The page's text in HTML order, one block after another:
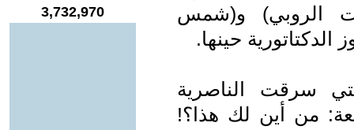
الروبي) و(شمس
حينها.
سرقت الناصرية
من أين لك هذا؟!
3,732,970